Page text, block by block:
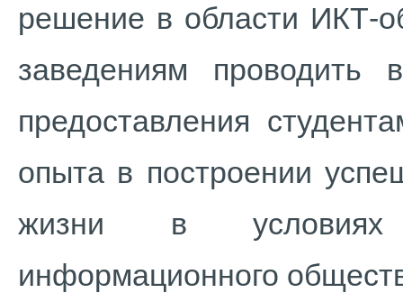
решение в области ИКТ-
заведениям проводить
предоставления
опыта в построении
жизни в условиях
информационного